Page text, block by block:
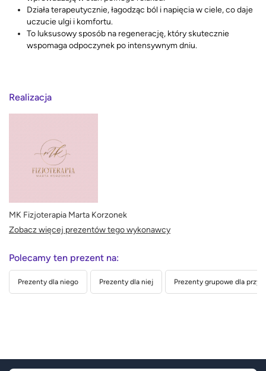
Działa terapeutycznie, łagodząc ból i napięcia w ciele, co daje
uczucie ulgi i komfortu.
To luksusowy sposób na regenerację, który skutecznie
wspomaga odpoczynek po intensywnym dniu.
Realizacja
MK Fizjoterapia Marta Korzonek
Zobacz więcej prezentów tego wykonawcy
Polecamy ten prezent na:
Prezenty dla niego Prezenty dla niej Prezenty grupowe dla